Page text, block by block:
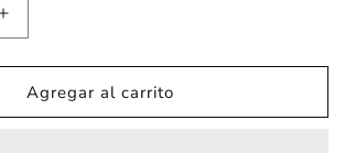
Aumentar
cantidad
para
Marco
para
Agregar al carrito